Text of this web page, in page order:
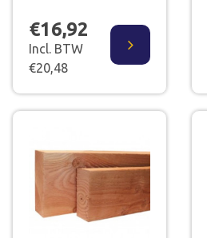
€16,92
Incl. BTW
€20,48